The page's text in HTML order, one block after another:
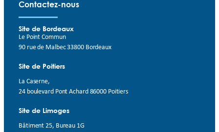
Contactez-nous
Site de Bordeaux
Le Point Commun
90 rue de Malbec 33800 Bordeaux
Site de Poitiers
La Caserne,
24 boulevard Pont Achard 86000 Poitiers
Site de Limoges
Bâtiment 25, Bureau 1G